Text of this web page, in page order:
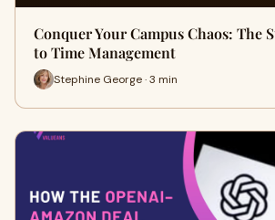
Conquer Your Campus Chaos: The
to Time Management
Stephine George · 3 min